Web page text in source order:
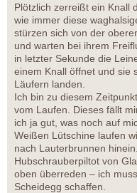
Plötzlich zerreißt ein Knall
wie immer diese
stürzen sich von der
und warten bei ihrem
in letzter Sekunde die
einem Knall öffnet und sie
Läufern landen.
Ich bin zu diesem
vom Laufen. Dieses fällt
ich ja gut, was noch auf
Weißen Lütschine laufen
nach Lauterbrunnen
Hubschrauberpiltot von
oben überreden – ich
Scheidegg schaffen.